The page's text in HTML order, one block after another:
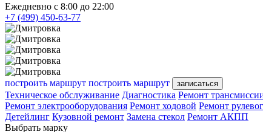
Ежедневно с 8:00 до 22:00
+7 (499) 450-63-77
построить маршрут построить маршрут записаться
Техническое обслуживание Диагностика Ремонт
Ремонт электрооборудования Ремонт ходовой Ремонт
Детейлинг Кузовной ремонт Замена стекол Ремонт АКПП
Выбрать марку